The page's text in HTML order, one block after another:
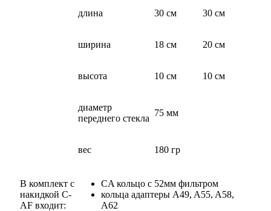
длина 30 см 30 см
ширина 18 см 20 см
высота 10 см 10 см
диаметр
переднего стекла
75 мм
вес 180 гр
В комплект с
накидкой C-
AF входит:
CA кольцо с 52мм фильтром
кольца адаптеры A49, A55, A58,
A62